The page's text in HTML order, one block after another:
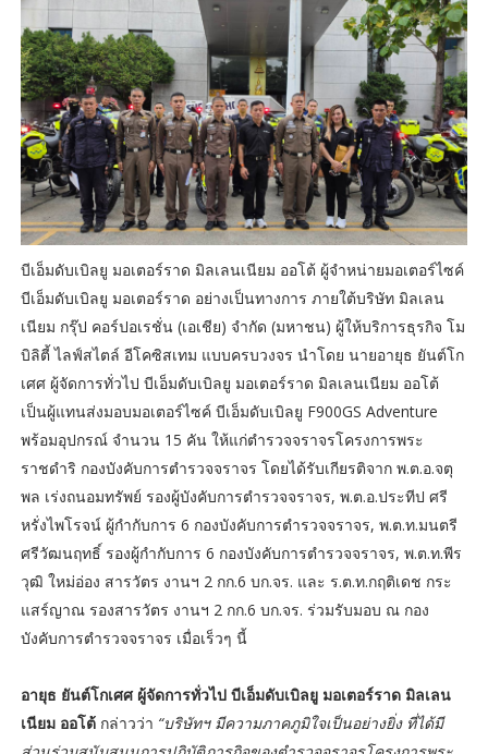
บีเอ็มดับเบิลยู มอเตอร์ราด มิลเลนเนียม ออโต้ ผู้จำหน่ายมอเตอร์ไซค์
บีเอ็มดับเบิลยู มอเตอร์ราด อย่างเป็นทางการ ภายใต้บริษัท มิลเลน
เนียม กรุ๊ป คอร์ปอเรชั่น (เอเชีย) จำกัด (มหาชน) ผู้ให้บริการธุรกิจ โม
บิลิตี้ ไลฟ์สไตล์ อีโคซิสเทม แบบครบวงจร นำโดย นายอายุธ ยันต์โก
เศศ ผู้จัดการทั่วไป บีเอ็มดับเบิลยู มอเตอร์ราด มิลเลนเนียม ออโต้
เป็นผู้แทนส่งมอบมอเตอร์ไซค์ บีเอ็มดับเบิลยู F900GS Adventure
พร้อมอุปกรณ์ จำนวน 15 คัน ให้แก่ตำรวจจราจรโครงการพระ
ราชดำริ กองบังคับการตำรวจจราจร โดยได้รับเกียรติจาก พ.ต.อ.จตุ
พล เร่งถนอมทรัพย์ รองผู้บังคับการตำรวจจราจร, พ.ต.อ.ประทีป ศรี
หรั่งไพโรจน์ ผู้กำกับการ 6 กองบังคับการตำรวจจราจร, พ.ต.ท.มนตรี
ศรีวัฒนฤทธิ์ รองผู้กำกับการ 6 กองบังคับการตำรวจจราจร, พ.ต.ท.พีร
วุฒิ ใหม่อ่อง สารวัตร งานฯ 2 กก.6 บก.จร. และ ร.ต.ท.กฤติเดช กระ
แสร์ญาณ รองสารวัตร งานฯ 2 กก.6 บก.จร. ร่วมรับมอบ ณ กอง
บังคับการตำรวจจราจร เมื่อเร็วๆ นี้
อายุธ ยันต์โกเศศ ผู้จัดการทั่วไป บีเอ็มดับเบิลยู มอเตอร์ราด มิลเลน
เนียม ออโต้ กล่าวว่า “บริษัทฯ มีความภาคภูมิใจเป็นอย่างยิ่ง ที่ได้มี